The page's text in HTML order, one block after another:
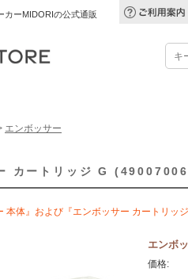
カーMIDORIの公式通販
エンボッサー
カートリッジ G
体』および『エンボッサー カートリッ
エンボ
価格: